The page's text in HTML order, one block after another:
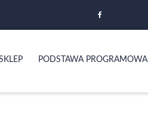
PODSTAWA PROGRAMOWA